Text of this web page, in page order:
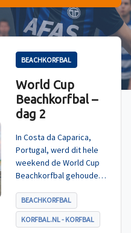
BEACHKORFBAL
World Cup
Beachkorfbal –
dag 2
In Costa da Caparica,
Portugal, werd dit hele
weekend de World Cup
Beachkorfbal gehouden.
tegen België, die
eindigde in shoot-outs,
was het Nederland dat
BEACHKORFBAL
KORFBAL.NL - KORFBAL